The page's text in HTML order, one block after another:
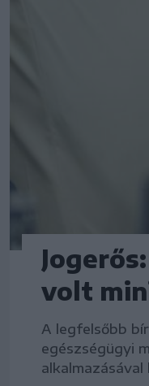
volt
A legfelsőbb
egészségügyi